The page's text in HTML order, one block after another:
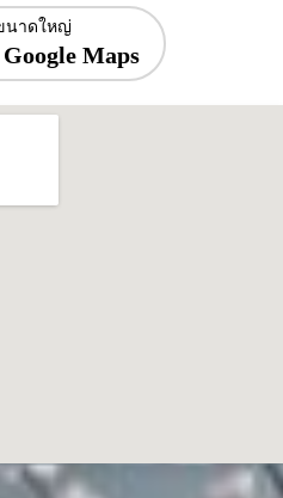
นาดใหญ่
Google Maps